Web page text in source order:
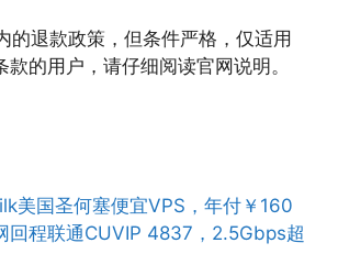
的退款政策，但条件严格，仅适用
的用户，请仔细阅读官网说明。
美国圣何塞便宜VPS，年付￥160
回程联通CUVIP 4837，2.5Gbps超